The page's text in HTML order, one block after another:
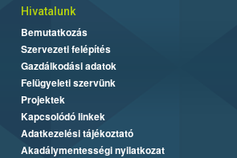
Hivatalunk
Bemutatkozás
Szervezeti felépítés
Gazdálkodási adatok
Felügyeleti szervünk
Projektek
Kapcsolódó linkek
Adatkezelési tájékoztató
Akadálymentességi nyilatkozat